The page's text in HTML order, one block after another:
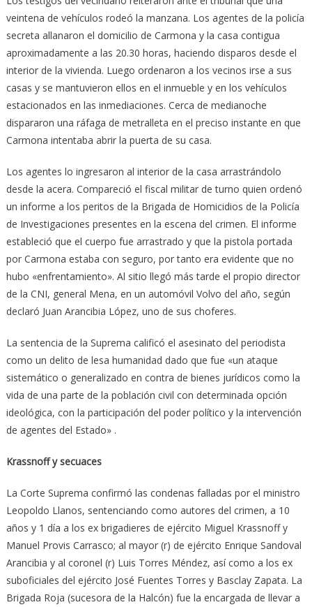
veintena de vehículos rodeó la manzana. Los agentes de la policía
secreta allanaron el domicilio de Carmona y la casa contigua
aproximadamente a las 20.30 horas, haciendo disparos desde el
interior de la vivienda. Luego ordenaron a los vecinos irse a sus
casas y se mantuvieron ellos en el inmueble y en los vehículos
estacionados en las inmediaciones. Cerca de medianoche
dispararon una ráfaga de metralleta en el preciso instante en que
Carmona intentaba abrir la puerta de su casa.
Los agentes lo ingresaron al interior de la casa arrastrándolo
desde la acera. Compareció el fiscal militar de turno quien ordenó
un informe a los peritos de la Brigada de Homicidios de la Policía
de Investigaciones presentes en la escena del crimen. El informe
estableció que el cuerpo fue arrastrado y que la pistola portada
por Carmona estaba con seguro, por tanto era evidente que no
hubo «enfrentamiento». Al sitio llegó más tarde el propio director
de la CNI, general Mena, en un automóvil Volvo del año, según
declaró Juan Arancibia López, uno de sus choferes.
La sentencia de la Suprema calificó el asesinato del periodista
como un delito de lesa humanidad dado que fue «un ataque
sistemático o generalizado en contra de bienes jurídicos como la
vida de una parte de la población civil con determinada opción
ideológica, con la participación del poder político y la intervención
de agentes del Estado» .
Krassnoff y secuaces
La Corte Suprema confirmó las condenas falladas por el ministro
Leopoldo Llanos, sentenciando como autores del crimen, a 10
años y 1 día a los ex brigadieres de ejército Miguel Krassnoff y
Manuel Provis Carrasco; al mayor (r) de ejército Enrique Sandoval
Arancibia y al coronel (r) Luis Torres Méndez, así como a los ex
suboficiales del ejército José Fuentes Torres y Basclay Zapata. La
Brigada Roja (sucesora de la Halcón) fue la encargada de llevar a